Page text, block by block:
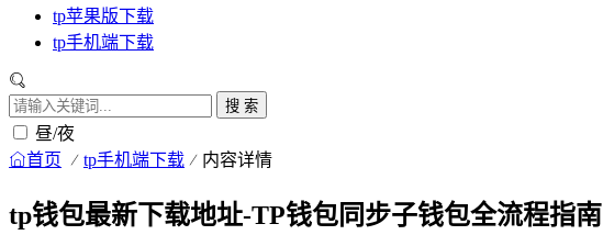
tp苹果版下载
tp手机端下载
搜 索
昼/夜
首页 tp手机端下载 内容详情
tp钱包最新下载地址-TP钱包同步子钱包全流程指南